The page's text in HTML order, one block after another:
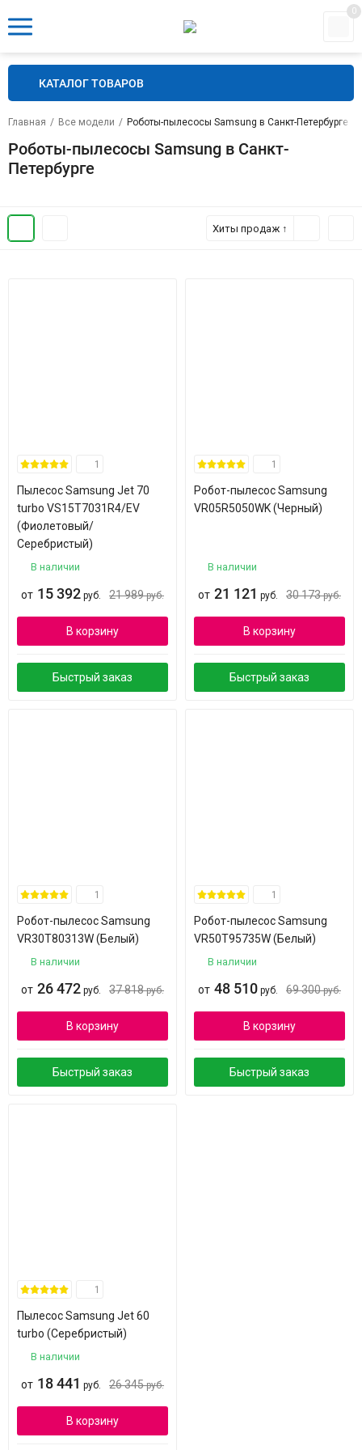
0
КАТАЛОГ ТОВАРОВ
Главная / Все модели / Роботы-пылесосы Samsung в Санкт-Петербурге
Роботы-пылесосы Samsung в Санкт-
Петербурге
Хиты продаж ↑
1
Пылесос Samsung Jet 70
turbo VS15T7031R4/EV
(Фиолетовый/
Серебристый)
В наличии
от 15 392 руб. 21 989 руб.
В корзину
Быстрый заказ
1
Робот-пылесос Samsung
VR05R5050WK (Черный)
В наличии
от 21 121 руб. 30 173 руб.
В корзину
Быстрый заказ
1
Робот-пылесос Samsung
VR30T80313W (Белый)
В наличии
от 26 472 руб. 37 818 руб.
В корзину
Быстрый заказ
1
Робот-пылесос Samsung
VR50T95735W (Белый)
В наличии
от 48 510 руб. 69 300 руб.
В корзину
Быстрый заказ
1
Пылесос Samsung Jet 60
turbo (Серебристый)
В наличии
от 18 441 руб. 26 345 руб.
В корзину